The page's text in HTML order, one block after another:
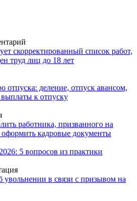
скорректированный список работ,
труд лиц до 18 лет
отпуска: деление, отпуск авансом,
к отпуску
работника, призванного на
кадровые документы
5 вопросов из практики
увольнении в связи с призывом на